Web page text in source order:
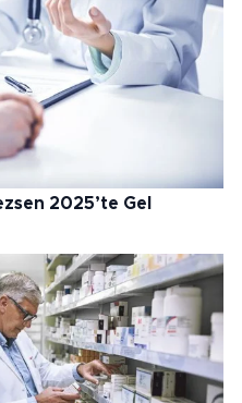
2025’te Gel